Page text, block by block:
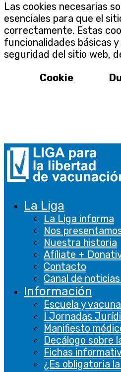
La Liga
La Liga informa
Nos
Nuestra historia
Afíliate +
Contacto
Canal de
Información
Escuela y
I Jornadas
Manifiesto
Decálogo sobre
Fichas
¿Es obligatoria
Las cookies necesarias
esenciales para que el
correctamente. Estas
funcionalidades básicas
seguridad del sitio web,
Cookie
cookielawinfo-
checbox-analytics
cookielawinfo-
checbox-functional